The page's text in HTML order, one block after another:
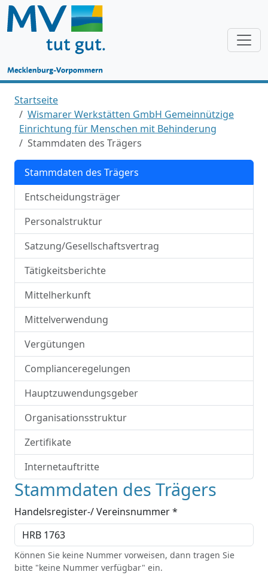
Startseite
Wismarer Werkstätten GmbH Gemeinnützige
Einrichtung für Menschen mit Behinderung
Stammdaten des Trägers
Stammdaten des Trägers
Entscheidungsträger
Personalstruktur
Satzung/Gesellschaftsvertrag
Tätigkeitsberichte
Mittelherkunft
Mittelverwendung
Vergütungen
Complianceregelungen
Hauptzuwendungsgeber
Organisationsstruktur
Zertifikate
Internetauftritte
Stammdaten des Trägers
Handelsregister-/ Vereinsnummer *
Können Sie keine Nummer vorweisen, dann tragen Sie
bitte "keine Nummer verfügbar" ein.